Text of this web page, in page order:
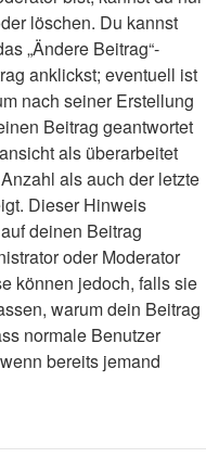
löschen. Du kannst
„Ändere Beitrag“-
anklickst; eventuell ist
nach seiner Erstellung
Beitrag geantwortet
als überarbeitet
als auch der letzte
Dieser Hinweis
deinen Beitrag
oder Moderator
können jedoch, falls sie
warum dein Beitrag
normale Benutzer
bereits jemand